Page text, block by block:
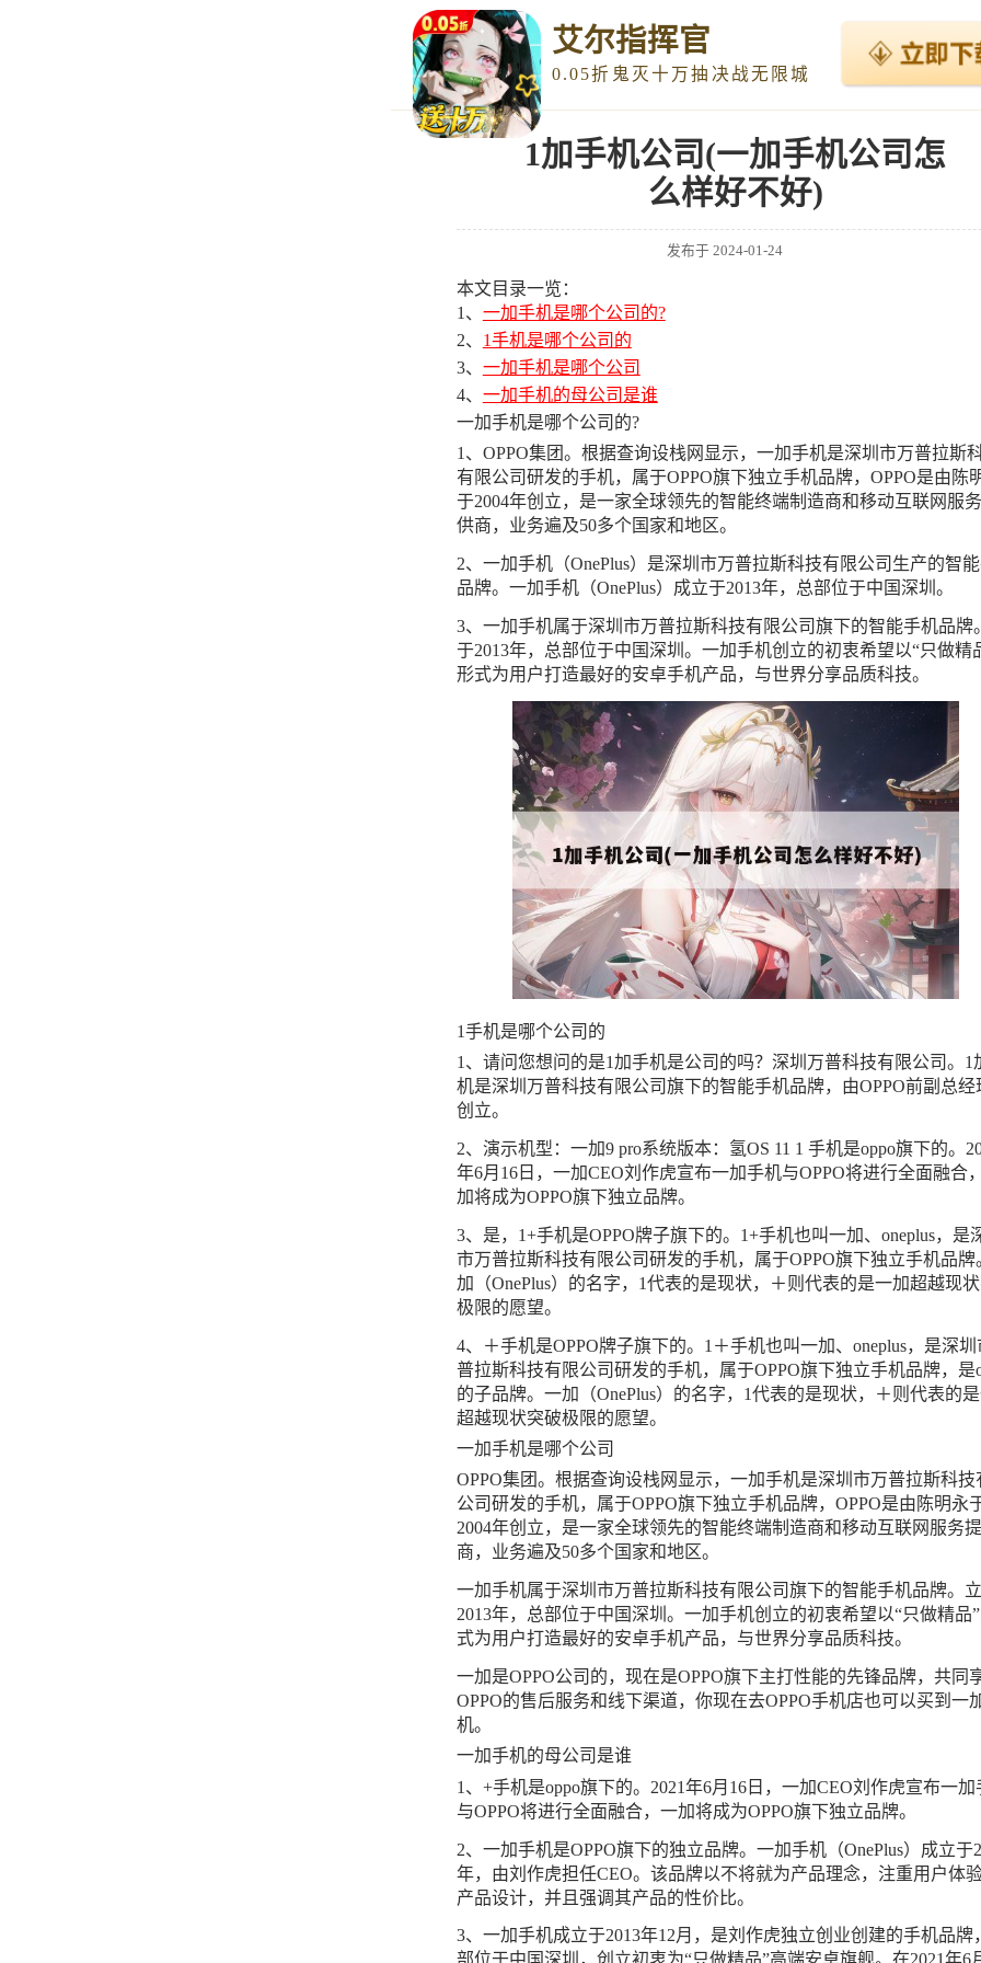
艾尔指挥官
0.05折鬼灭十万抽决战无限城
1加手机公司(一加手机公司怎
么样好不好)
发布于 2024-01-24
本文目录一览：
1、 一加手机是哪个公司的?
2、 1手机是哪个公司的
3、 一加手机是哪个公司
4、 一加手机的母公司是谁
一加手机是哪个公司的?
1、OPPO集团。根据查询设栈网显示，一加手机是深圳市万普拉斯
有限公司研发的手机，属于OPPO旗下独立手机品牌，OPPO是由陈
于2004年创立，是一家全球领先的智能终端制造商和移动互联网服
供商，业务遍及50多个国家和地区。
2、一加手机（OnePlus）是深圳市万普拉斯科技有限公司生产的智
品牌。一加手机（OnePlus）成立于2013年，总部位于中国深圳。
3、一加手机属于深圳市万普拉斯科技有限公司旗下的智能手机品牌
于2013年，总部位于中国深圳。一加手机创立的初衷希望以“只做精
形式为用户打造最好的安卓手机产品，与世界分享品质科技。
1手机是哪个公司的
1、请问您想问的是1加手机是公司的吗？深圳万普科技有限公司。1
机是深圳万普科技有限公司旗下的智能手机品牌，由OPPO前副总经
创立。
2、演示机型：一加9 pro系统版本：氢OS 11 1 手机是oppo旗下的。
年6月16日，一加CEO刘作虎宣布一加手机与OPPO将进行全面融合
加将成为OPPO旗下独立品牌。
3、是，1+手机是OPPO牌子旗下的。1+手机也叫一加、oneplus，是
市万普拉斯科技有限公司研发的手机，属于OPPO旗下独立手机品牌
加（OnePlus）的名字，1代表的是现状，＋则代表的是一加超越现
极限的愿望。
4、＋手机是OPPO牌子旗下的。1＋手机也叫一加、oneplus，是深圳
普拉斯科技有限公司研发的手机，属于OPPO旗下独立手机品牌，是
的子品牌。一加（OnePlus）的名字，1代表的是现状，＋则代表的
超越现状突破极限的愿望。
一加手机是哪个公司
OPPO集团。根据查询设栈网显示，一加手机是深圳市万普拉斯科技
公司研发的手机，属于OPPO旗下独立手机品牌，OPPO是由陈明永
2004年创立，是一家全球领先的智能终端制造商和移动互联网服务
商，业务遍及50多个国家和地区。
一加手机属于深圳市万普拉斯科技有限公司旗下的智能手机品牌。
2013年，总部位于中国深圳。一加手机创立的初衷希望以“只做精品
式为用户打造最好的安卓手机产品，与世界分享品质科技。
一加是OPPO公司的，现在是OPPO旗下主打性能的先锋品牌，共同
OPPO的售后服务和线下渠道，你现在去OPPO手机店也可以买到一
机。
一加手机的母公司是谁
1、+手机是oppo旗下的。2021年6月16日，一加CEO刘作虎宣布一加
与OPPO将进行全面融合，一加将成为OPPO旗下独立品牌。
2、一加手机是OPPO旗下的独立品牌。一加手机（OnePlus）成立于
年，由刘作虎担任CEO。该品牌以不将就为产品理念，注重用户体
产品设计，并且强调其产品的性价比。
3、一加手机成立于2013年12月，是刘作虎独立创业创建的手机品牌